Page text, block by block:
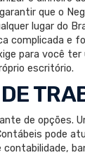
que o
lugar do
complicada e
para você ter
escritório.
de opções.
pode